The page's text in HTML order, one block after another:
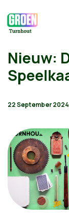
Nieuw:
22 September 2024